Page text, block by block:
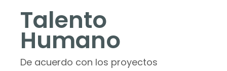
Talento
Humano
De acuerdo con los proyectos